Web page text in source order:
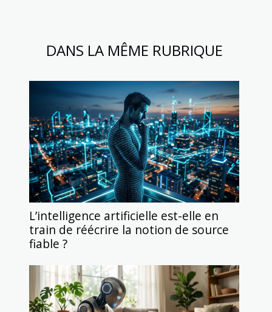
DANS LA MÊME RUBRIQUE
L’intelligence artificielle est-elle en
train de réécrire la notion de source
fiable ?